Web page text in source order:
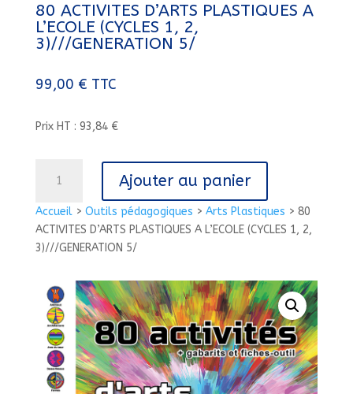
Accueil> Outils pédagogiques > Arts Plastiques > 80
ACTIVITES D’ARTS PLASTIQUES A L’ECOLE (CYCLES 1, 2,
3)///GENERATION 5/
80 ACTIVITES D’ARTS PLASTIQUES A
L’ECOLE (CYCLES 1, 2,
3)///GENERATION 5/
99,00 € TTC
Prix HT : 93,84 €
80
ACTIVITES
D'ARTS
L'ECOLE
(CYCLES
3)///GENERATION
Ajouter au panier